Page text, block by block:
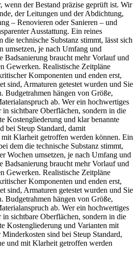
wenn der Bestand präzise geprüft ist. Wir
der Leitungen und der Abdichtung,
– Renovieren oder Sanieren – und
Ausstattung. Ein reines
technische Substanz stimmt, lässt sich
umsetzen, je nach Umfang und
Badsanierung braucht mehr Vorlauf und
Gewerken. Realistische Zeitpläne
Komponenten und enden erst,
sind, Armaturen getestet wurden und Sie
Budgetrahmen hängen von Größe,
ab. Wer ein hochwertiges
sichtbare Oberflächen, sondern in die
Kostengliederung und klar benannte
bei Steup Standard, damit
Klarheit getroffen werden können. Ein
dem die technische Substanz stimmt,
Wochen umsetzen, je nach Umfang und
Badsanierung braucht mehr Vorlauf und
Gewerken. Realistische Zeitpläne
Komponenten und enden erst,
sind, Armaturen getestet wurden und Sie
Budgetrahmen hängen von Größe,
ab. Wer ein hochwertiges
sichtbare Oberflächen, sondern in die
Kostengliederung und Varianten mit
sind bei Steup Standard,
und mit Klarheit getroffen werden